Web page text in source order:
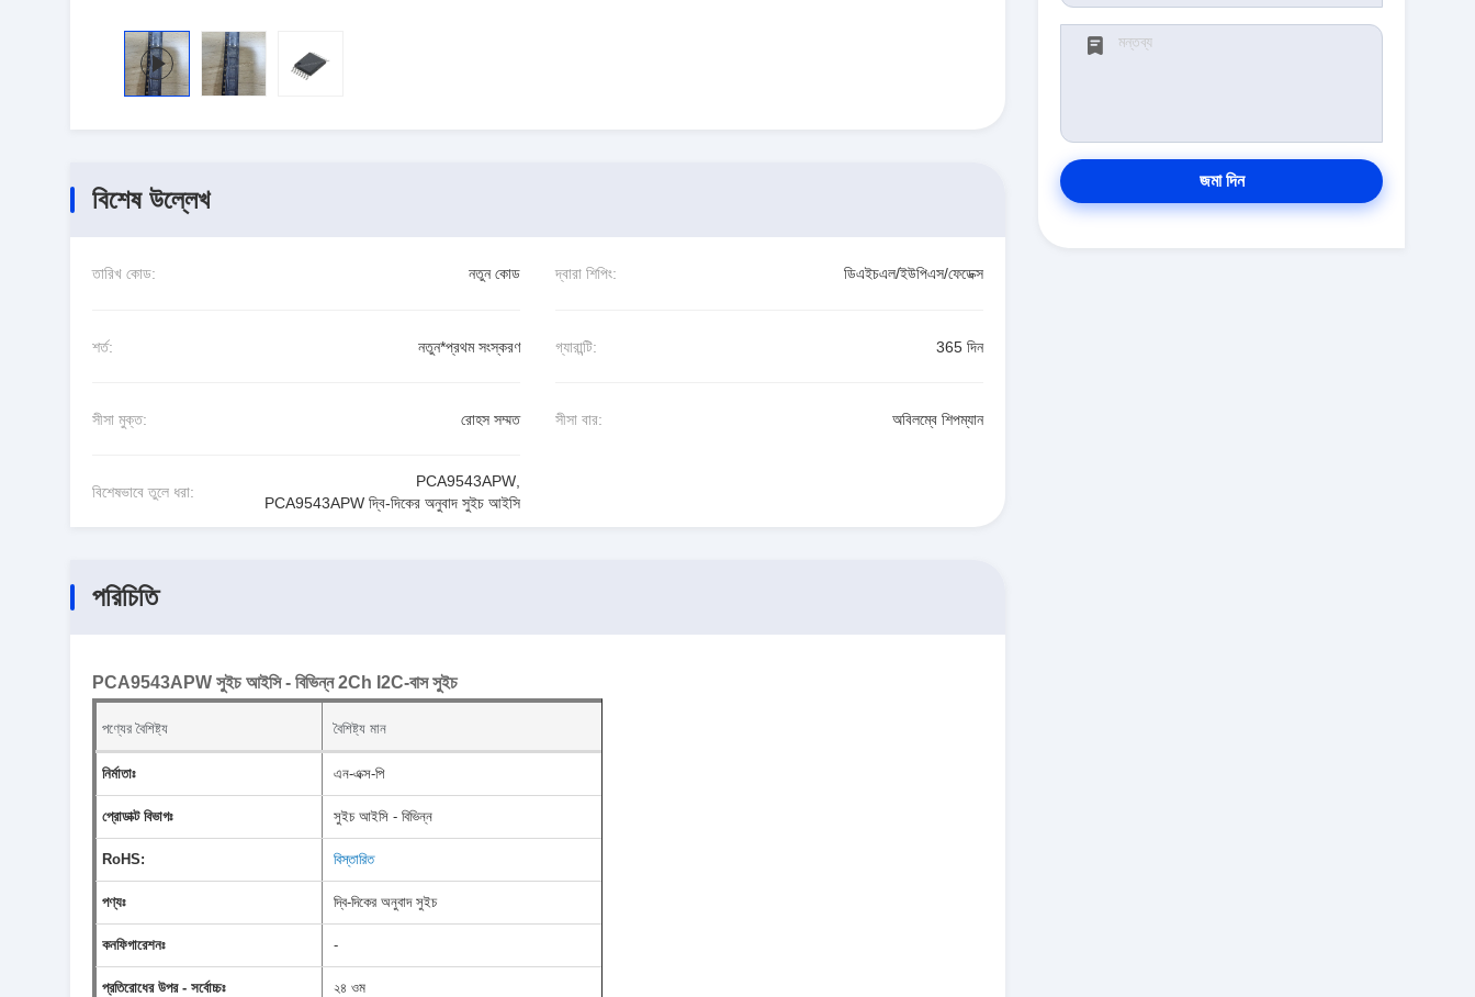
বিশেষ উল্লেখ
তারিখ কোড: নতুন কোড দ্বারা শিপিং: ডিএইচএল/ইউপিএস/ফেডেক্স
শর্ত: নতুন*প্রথম সংস্করণ গ্যারান্টি: 365 দিন
সীসা মুক্ত: রোহস সম্মত সীসা বার: অবিলম্বে শিপম্যান
বিশেষভাবে তুলে ধরা:
PCA9543APW,
PCA9543APW দ্বি-দিকের অনুবাদ সুইচ আইসি
পরিচিতি
PCA9543APW সুইচ আইসি - বিভিন্ন 2Ch I2C-বাস সুইচ
পণ্যের বৈশিষ্ট্য বৈশিষ্ট্য মান
নির্মাতাঃ এন-এক্স-পি
প্রোডাক্ট বিভাগঃ সুইচ আইসি - বিভিন্ন
RoHS: বিস্তারিত
পণ্যঃ দ্বি-দিকের অনুবাদ সুইচ
কনফিগারেশনঃ -
প্রতিরোধের উপর - সর্বোচ্চঃ ২৪ ওম
জমা দিন